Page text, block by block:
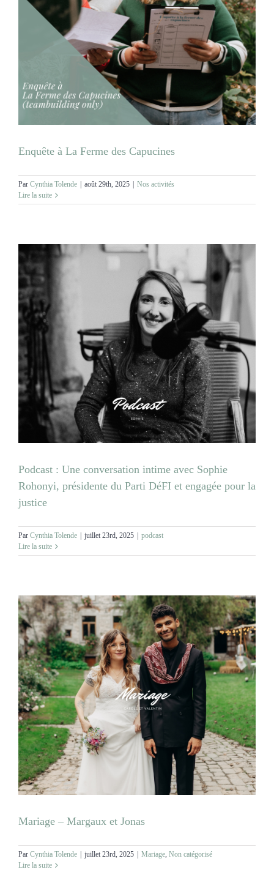
Enquête à La Ferme des Capucines
Par Cynthia Tolende août 29th, 2025
Nos activités
Lire la suite
Podcast : Une conversation intime avec Sophie
Rohonyi, présidente du Parti DéFI et engagée pour la
justice
Par Cynthia Tolende juillet 23rd, 2025
podcast
Lire la suite
Mariage – Margaux et Jonas
Par Cynthia Tolende | juillet 23rd, 2025 | Mariage Non catégorisé
Lire la suite